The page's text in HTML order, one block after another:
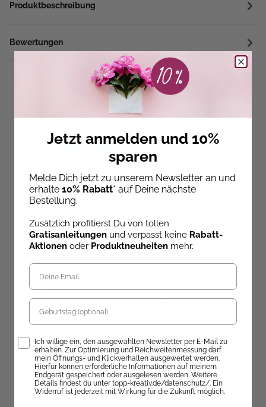
Produktbeschreibung
Bewertungen
Weitere Produkte
Spiel mit der App, die
rückwärts spricht!
Sofort Lieferbar
Musikquiz, bei dem du die
Fragen stellst
Jetzt anmelden und 10%
sparen
Melde Dich jetzt zu unserem Newsletter an und
erhalte 10% Rabatt* auf Deine nächste
Bestellung.
Zusätzlich profitierst Du von tollen
Gratisanleitungen und verpasst keine Rabatt-
Aktionen oder Produktneuheiten mehr.
Geburtstag
Opt-InIch willige ein, den ausgewählten Newsletter per E-Mail zu
erhalten. Zur Optimierung und Reichweitenmessung darf
mein Öffnungs- und Klickverhalten ausgewertet werden.
Hierfür können erforderliche Informationen auf meinem
Endgerät gespeichert oder ausgelesen werden. Weitere
Details findest du unter topp-kreativ.de/datenschutz/. Ein
Widerruf ist jederzeit mit Wirkung für die Zukunft möglich.